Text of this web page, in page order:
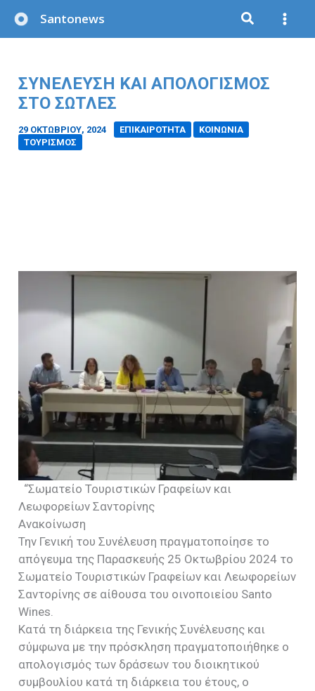
στο
Santonews
ΣΥΝΈΛΕΥΣΗ ΚΑΙ ΑΠΟΛΟΓΙΣΜΌΣ
ΣΤΟ ΣΩΤΛΕΣ
29 ΟΚΤΩΒΡΊΟΥ, 2024 ΕΠΙΚΑΙΡΟΤΗΤΑ
ΚΟΙΝΩΝΙΑ
ΤΟΥΡΙΣΜΟΣ
“Σωματείο Τουριστικών Γραφείων και
Λεωφορείων Σαντορίνης
Ανακοίνωση
Την Γενική του Συνέλευση πραγματοποίησε το
απόγευμα της Παρασκευής 25 Οκτωβρίου 2024 το
Σωματείο Τουριστικών Γραφείων και Λεωφορείων
Σαντορίνης σε αίθουσα του οινοποιείου Santo
Wines.
Κατά τη διάρκεια της Γενικής Συνέλευσης και
σύμφωνα με την πρόσκληση πραγματοποιήθηκε ο
απολογισμός των δράσεων του διοικητικού
συμβουλίου κατά τη διάρκεια του έτους, ο